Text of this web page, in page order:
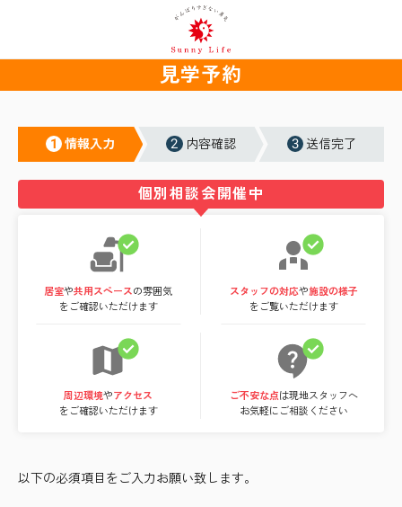
見学予約
1 情報入力 2 内容確認 3 送信完了
個別相談会開催中
居室や共用スペースの雰囲気
をご確認いただけます
スタッフの対応や施設の様子
をご覧いただけます
周辺環境やアクセス
をご確認いただけます
ご不安な点は現地スタッフへ
お気軽にご相談ください
以下の必須項目をご入力お願い致します。